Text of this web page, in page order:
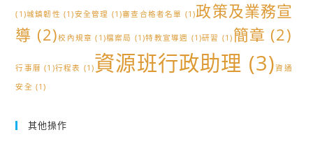
(1)城鎮韌性 (1)安全管理 (1)審查合格者名單 (1)政策及業務宣
導 (2)校內規章 (1)檔案局 (1)特教宣導週 (1)研習 (1) 簡章 (2)
行事曆 (1)行程表 (1)資源班行政助理 (3)資通
安全 (1)
其他操作